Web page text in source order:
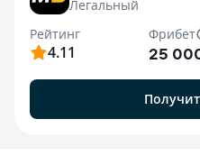
Легальный
Рейтинг
4.11
Фрибет
25